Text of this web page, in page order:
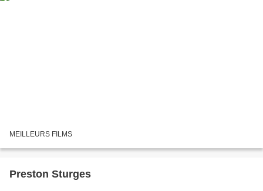
MEILLEURS FILMS
Preston Sturges